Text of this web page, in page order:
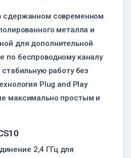
сдержанном современном
металла и
для дополнительной
по беспроводному каналу
работу без
Plug and Play
максимально простым и
2,4 ГГц для